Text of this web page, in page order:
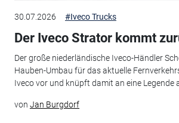
30.07.2026 #Iveco Trucks
Der Iveco Strator kommt
Der große niederländische Iveco-Händler
Hauben-Umbau für das aktuelle
Iveco vor und knüpft damit an eine Legende
von Jan Burgdorf